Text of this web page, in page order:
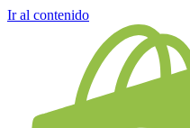
Ir al contenido